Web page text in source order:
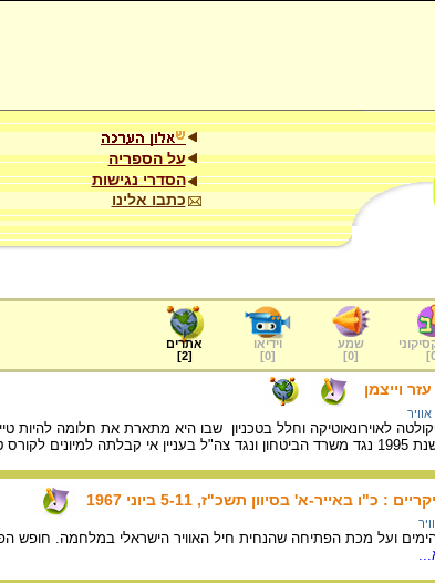
על הספריה
הסדרי נגישות
כתבו אלינו
]
שמע
[
0
]
וידיאו
[
0
]
אתרים
[
2
]
וייצמן
לאוירונאוטיקה וחלל בטכניון שבו היא מתארת את חלומה
המיונים.
באייר-א' בסיוון תשכ"ז, 5-11 ביוני 1967
ועל מכת הפתיחה שהנחית חיל האוויר הישראלי במלחמה. חופש